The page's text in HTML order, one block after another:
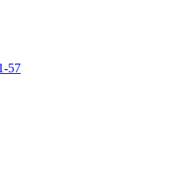
57